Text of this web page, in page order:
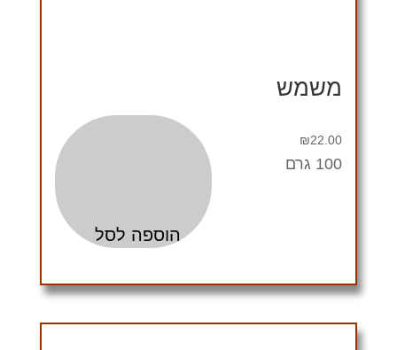
משמש
₪22.00
הוספה לסל
100 גרם